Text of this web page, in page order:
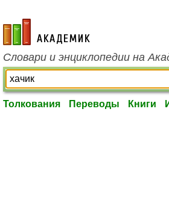
academic.ru
Словари и энциклопедии на
Толкования Переводы Книги